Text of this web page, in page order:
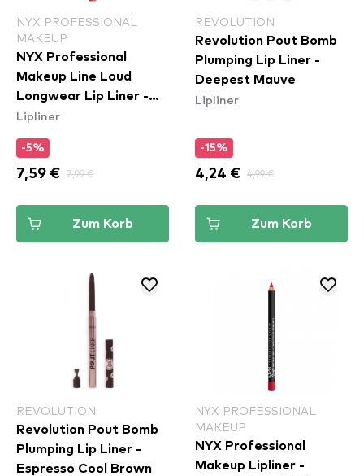
NYX PROFESSIONAL
MAKEUP
NYX Professional
Makeup Line Loud
Longwear Lip Liner -
Rebel Red (LLLP11)
Lipliner
-5%
7,59 € 7,99 €
Zum Korb
REVOLUTION
Revolution Pout Bomb
Plumping Lip Liner -
Deepest Mauve
Lipliner
-15%
4,24 € 4,99 €
Zum Korb
REVOLUTION
Revolution Pout Bomb
Plumping Lip Liner -
Espresso Cool Brown
NYX PROFESSIONAL
MAKEUP
NYX Professional
Makeup Lipliner -